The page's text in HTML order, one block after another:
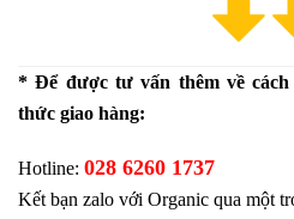
* Để được tư vấn thêm về cách
thức giao hàng:
Hotline: 028 6260 1737
Kết bạn zalo với Organic qua một